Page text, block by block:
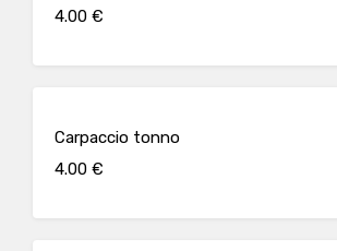
4.00 €
Carpaccio tonno
4.00 €